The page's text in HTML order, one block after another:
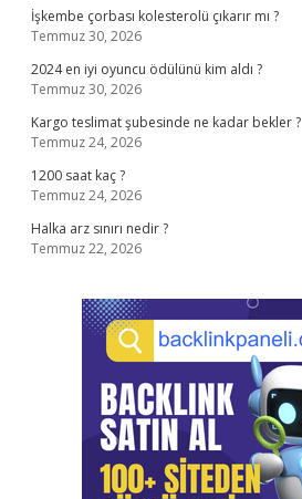
İşkembe çorbası kolesterolü çıkarır mı ?
Temmuz 30, 2026
2024 en iyi oyuncu ödülünü kim aldı ?
Temmuz 30, 2026
Kargo teslimat şubesinde ne kadar bekler ?
Temmuz 24, 2026
1200 saat kaç ?
Temmuz 24, 2026
Halka arz sınırı nedir ?
Temmuz 22, 2026